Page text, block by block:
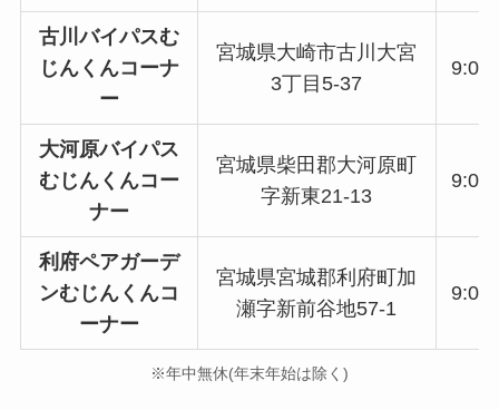
古川バイパスむ
じんくんコーナ
ー
宮城県大崎市古川大宮
3丁目5-37
9:00
大河原バイパス
むじんくんコー
ナー
宮城県柴田郡大河原町
字新東21-13
9:00
利府ペアガーデ
ンむじんくんコ
ーナー
宮城県宮城郡利府町加
瀬字新前谷地57-1
9:00
※年中無休(年末年始は除く)